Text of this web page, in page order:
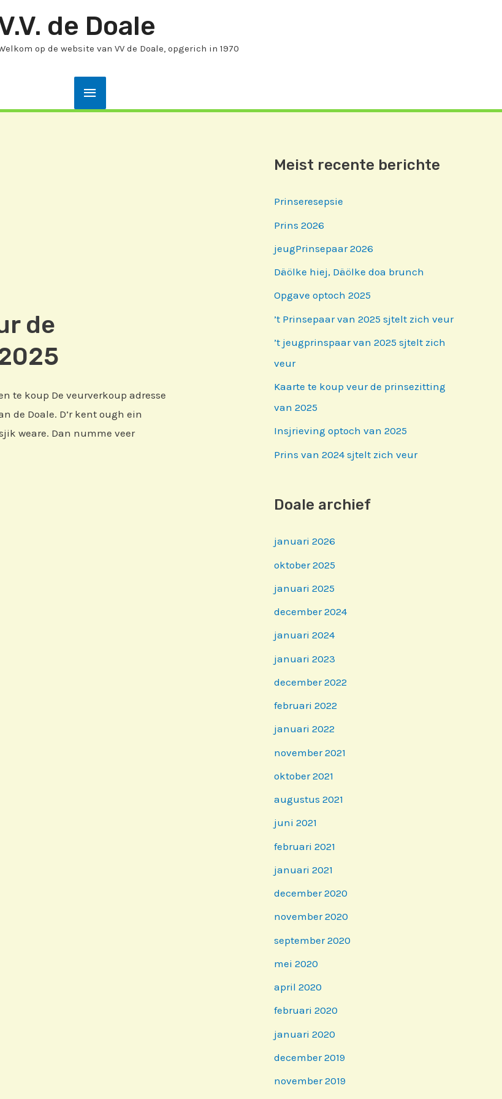
de Doale
op de website van VV de Doale, opgerich in 1970
Hoofdmenu
de
te koup De veurverkoup adresse
de Doale. D’r kent ough ein
weare. Dan numme veer
Meist recente berichte
Prinseresepsie
Prins 2026
jeugPrinsepaar 2026
Däölke hiej, Däölke doa brunch
Opgave optoch 2025
’t Prinsepaar van 2025 sjtelt zich veur
’t jeugprinspaar van 2025 sjtelt zich
veur
Kaarte te koup veur de prinsezitting
van 2025
Insjrieving optoch van 2025
Prins van 2024 sjtelt zich veur
Doale archief
januari 2026
oktober 2025
januari 2025
december 2024
januari 2024
januari 2023
december 2022
februari 2022
januari 2022
november 2021
oktober 2021
augustus 2021
juni 2021
februari 2021
januari 2021
december 2020
november 2020
september 2020
mei 2020
april 2020
februari 2020
januari 2020
december 2019
november 2019